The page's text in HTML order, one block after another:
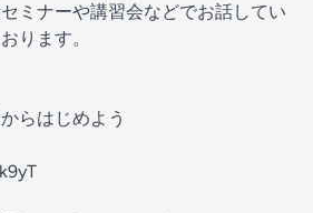
ミナーや講習会などでお話してい
ります。
らはじめよう